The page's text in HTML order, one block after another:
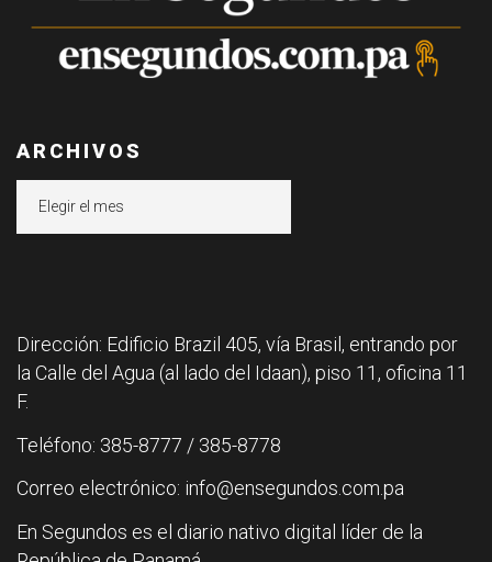
ARCHIVOS
Dirección: Edificio Brazil 405, vía Brasil, entrando por
la Calle del Agua (al lado del Idaan), piso 11, oficina 11
F.
Teléfono: 385-8777 / 385-8778
Correo electrónico: info@ensegundos.com.pa
En Segundos es el diario nativo digital líder de la